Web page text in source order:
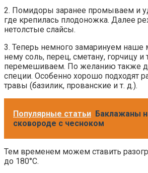
2. Помидоры заранее промываем и
где крепилась плодоножка. Далее
нетолстые слайсы.
3. Теперь немного замаринуем наше
нему соль, перец, сметану, горчицу и
перемешиваем. По желанию также
специи. Особенно хорошо подходят
травы (базилик, прованские и т. д.).
Популярные статьи Баклажаны
сковороде с чесноком
Тем временем можем ставить
до 180°C.